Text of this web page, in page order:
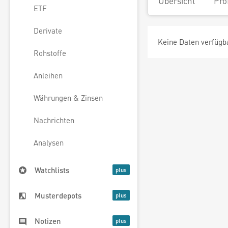
ETF
Derivate
Rohstoffe
Anleihen
Währungen & Zinsen
Nachrichten
Analysen
Watchlists
Musterdepots
Notizen
Keine Daten